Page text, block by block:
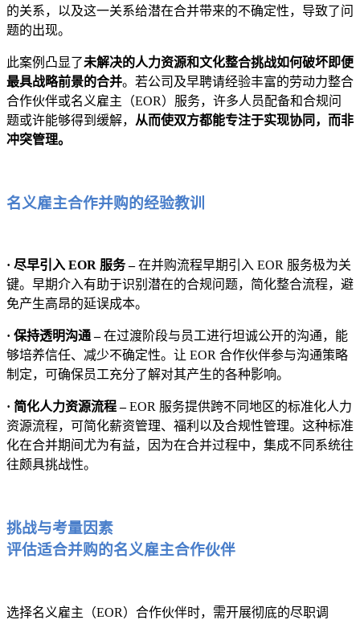
的关系，以及这一关系给潜在合并带来的不确定性，导致了问
题的出现。
此案例凸显了未解决的人力资源和文化整合挑战如何破坏即便
最具战略前景的合并。若公司及早聘请经验丰富的劳动力整合
合作伙伴或名义雇主（EOR）服务，许多人员配备和合规问
题或许能够得到缓解， 从而使双方都能专注于实现协同，而非
冲突管理。
名义雇主合作并购的经验教训
· 尽早引入 EOR 服务 –在并购流程早期引入 EOR 服务极为关
键。早期介入有助于识别潜在的合规问题，简化整合流程，避
免产生高昂的延误成本。
· 保持透明沟通 –在过渡阶段与员工进行坦诚公开的沟通，能
够培养信任、减少不确定性。让 EOR 合作伙伴参与沟通策略
制定，可确保员工充分了解对其产生的各种影响。
· 简化人力资源流程 –EOR 服务提供跨不同地区的标准化人力
资源流程，可简化薪资管理、福利以及合规性管理。这种标准
化在合并期间尤为有益，因为在合并过程中，集成不同系统往
往颇具挑战性。
挑战与考量因素
评估适合并购的名义雇主合作伙伴
选择名义雇主（EOR）合作伙伴时，需开展彻底的尽职调